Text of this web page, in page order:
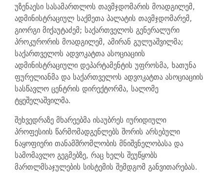
უზენაესი სასამართლოს თავმჯდომარის მოადგილემ,
ადმინისტრაციულ საქმეთა პალატის თავმჯდომარემ,
გიორგი მიქაუტაძემ; საქართველოს გენერალური
პროკურორის მოადგილემ, ამირან გულუაშვილმა;
საქართველოს ადვოკატთა ასოციაციის
ადმინისტრაციული დეპარტამენტის უფროსმა, ხათუნა
ფურელიანმა და საქართველოს ადვოკატთა ასოციაციის
სასწავლო ცენტრის დირექტორმა, სალომე
ტყეშელაშვილმა.
შეხვედრაზე მხარეებმა ისაუბრეს იურიდიული
პროფესიის წარმომადგენლებს შორის არსებული
ნაყოფიერი თანამშრომლობის მნიშვნელობასა და
სამომავლო გეგმებზე, რაც ხელს შეუწყობს
მართლმსაჯულების სისტემის შემდგომ განვითარებას.